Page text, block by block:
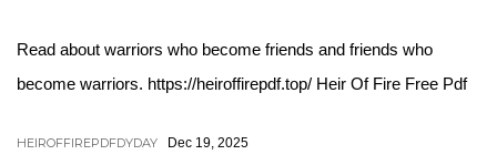
Read about warriors who become friends and friends who
become warriors. https://heiroffirepdf.top/ Heir Of Fire Free Pdf
HEIROFFIREPDFDYDAY Dec 19, 2025